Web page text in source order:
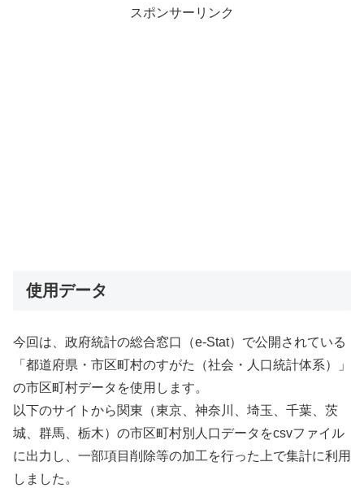
スポンサーリンク
使用データ
今回は、政府統計の総合窓口（e-Stat）で公開されている
「都道府県・市区町村のすがた（社会・人口統計体系）」
の市区町村データを使用します。
以下のサイトから関東（東京、神奈川、埼玉、千葉、茨
城、群馬、栃木）の市区町村別人口データをcsvファイル
に出力し、一部項目削除等の加工を行った上で集計に利用
しました。